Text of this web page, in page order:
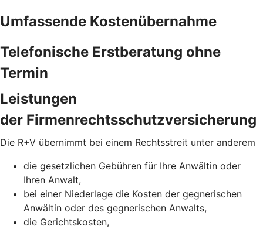
Umfassende Kostenübernahme
Telefonische Erstberatung ohne
Termin
Leistungen
der Firmenrechtsschutzversicherung
Die R+V übernimmt bei einem Rechtsstreit unter anderem
die gesetzlichen Gebühren für Ihre Anwältin oder
Ihren Anwalt,
bei einer Niederlage die Kosten der gegnerischen
Anwältin oder des gegnerischen Anwalts,
die Gerichtskosten,